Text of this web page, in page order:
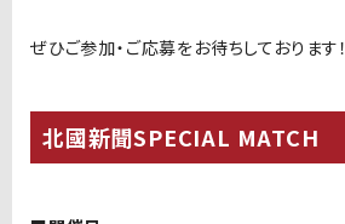
ぜひご参加・ご応募をお待ちしております！
北國新聞SPECIAL MATCH